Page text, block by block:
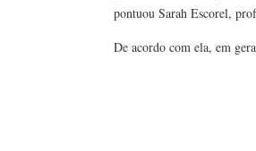
pontuou Sarah Escorel,
De acordo com ela, em